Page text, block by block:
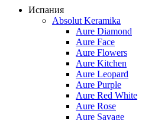
Испания
Absolut Keramika
Aure Diamond
Aure Face
Aure Flowers
Aure Kitchen
Aure Leopard
Aure Purple
Aure Red White
Aure Rose
Aure Savage